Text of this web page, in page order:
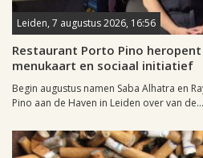
Leiden, 7 augustus 2026, 16:56
Restaurant Porto Pino
menukaart en sociaal initiatief
Begin augustus namen Saba Alhatra en
Pino aan de Haven in Leiden over van de...